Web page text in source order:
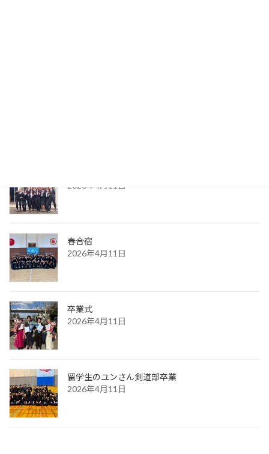
2026年4月11日
春合宿
2026年4月11日
卒業式
2026年4月11日
留学生のユンさん剣道部卒業
2026年4月11日